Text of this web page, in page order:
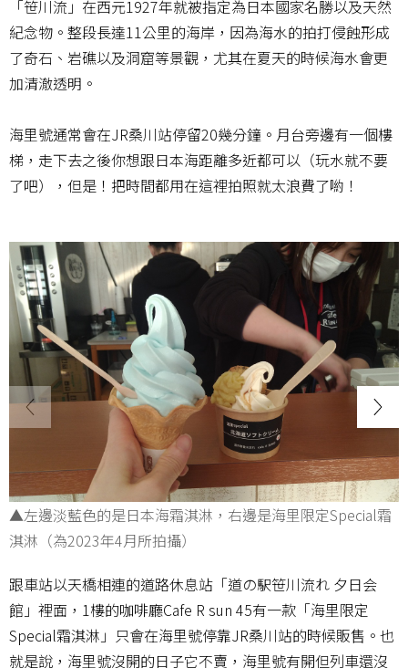
「笹川流」在西元1927年就被指定為日本國家名勝以及天然
紀念物。整段長達11公里的海岸，因為海水的拍打侵蝕形成
了奇石、岩礁以及洞窟等景觀，尤其在夏天的時候海水會更
加清澈透明。
海里號通常會在JR桑川站停留20幾分鐘。月台旁邊有一個樓
梯，走下去之後你想跟日本海距離多近都可以（玩水就不要
了吧），但是！把時間都用在這裡拍照就太浪費了喲！
▲左邊淡藍色的是日本海霜淇淋，右邊是海里限定Special霜
淇淋（為2023年4月所拍攝）
跟車站以天橋相連的道路休息站「道の駅笹川流れ 夕日会
館」裡面，1樓的咖啡廳Cafe R sun 45有一款「海里限定
Special霜淇淋」只會在海里號停靠JR桑川站的時候販售。也
就是說，海里號沒開的日子它不賣，海里號有開但列車還沒